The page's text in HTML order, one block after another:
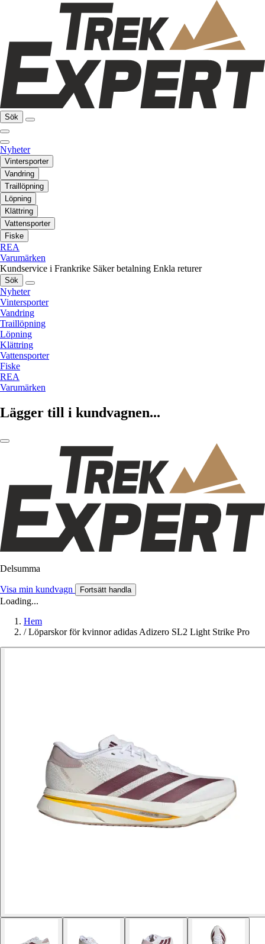
Sök
Nyheter
Vintersporter
Vandring
Traillöpning
Löpning
Klättring
Vattensporter
Fiske
REA
Varumärken
Kundservice i Frankrike Säker betalning Enkla returer
Sök
Nyheter
Vintersporter
Vandring
Traillöpning
Löpning
Klättring
Vattensporter
Fiske
REA
Varumärken
Lägger till i kundvagnen...
Delsumma
Visa min kundvagn Fortsätt handla
Loading...
Hem
/ Löparskor för kvinnor adidas Adizero SL2 Light Strike Pro